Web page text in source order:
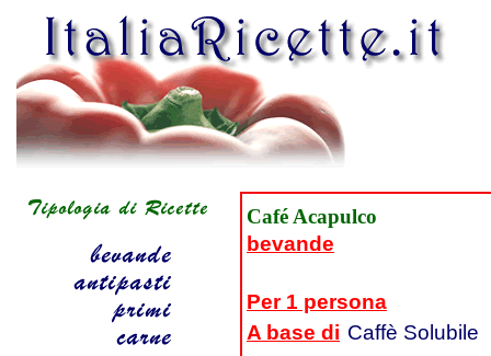
Café Acapulco
bevande
Per 1 persona
A base di Caffè Solubile